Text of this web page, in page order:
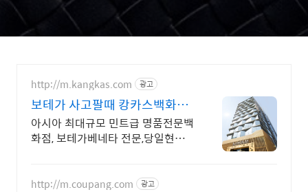
http://m.kangkas.com 광고
보테가 사고팔때 캉카스백화점
100개 명품매장이 한곳에
아시아 최대규모 민트급 명품전문백
화점, 보테가베네타 전문,당일현금
http://m.coupang.com 광고